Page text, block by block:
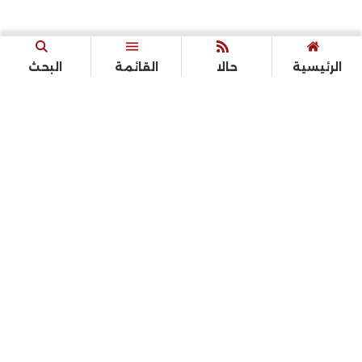
الرئيسية حالا القائمة البحث